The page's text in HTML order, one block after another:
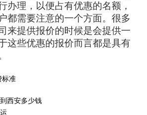
办理，以便占有优惠的名额，
都需要注意的一个方面。很多
来提供报价的时候是会提供一
这些优惠的报价而言都是具有
标准
西安多少钱